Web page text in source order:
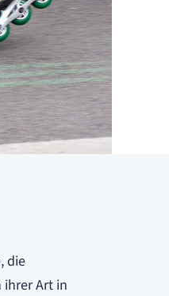
die
Art in